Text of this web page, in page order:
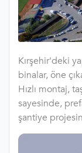
Kırşehir'deki
binalar, öne
Hızlı montaj,
sayesinde,
şantiye